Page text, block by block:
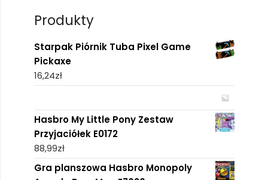
Produkty
Starpak Piórnik Tuba Pixel Game
Pickaxe
16,24zł
Hasbro My Little Pony Zestaw
Przyjaciółek E0172
88,99zł
Gra planszowa Hasbro Monopoly